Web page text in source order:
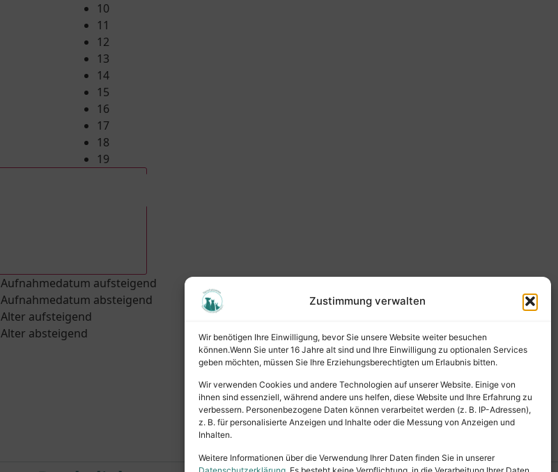
Zustimmung verwalten
Wir benötigen Ihre Einwilligung, bevor Sie unsere Website weiter besuchen
können.Wenn Sie unter 16 Jahre alt sind und Ihre Einwilligung zu optionalen Services
geben möchten, müssen Sie Ihre Erziehungsberechtigten um Erlaubnis bitten.
Wir verwenden Cookies und andere Technologien auf unserer Website. Einige von
ihnen sind essenziell, während andere uns helfen, diese Website und Ihre Erfahrung zu
verbessern. Personenbezogene Daten können verarbeitet werden (z. B. IP-Adressen),
z. B. für personalisierte Anzeigen und Inhalte oder die Messung von Anzeigen und
Inhalten.
Weitere Informationen über die Verwendung Ihrer Daten finden Sie in unserer
10
11
12
13
14
15
16
17
18
19
Aufnahmedatum aufsteigend
Aufnahmedatum absteigend
Alter aufsteigend
Alter absteigend